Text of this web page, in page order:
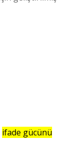
ifade gücünü